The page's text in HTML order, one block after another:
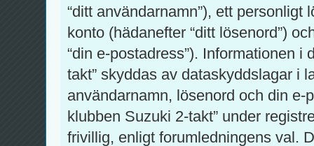
“ditt användarnamn”), ett
konto (hädanefter “ditt lösenord”)
“din e-postadress”). Informationen
takt” skyddas av dataskyddslagar i
användarnamn, lösenord och din e-
klubben Suzuki 2-takt” under
frivillig, enligt forumledningens val.